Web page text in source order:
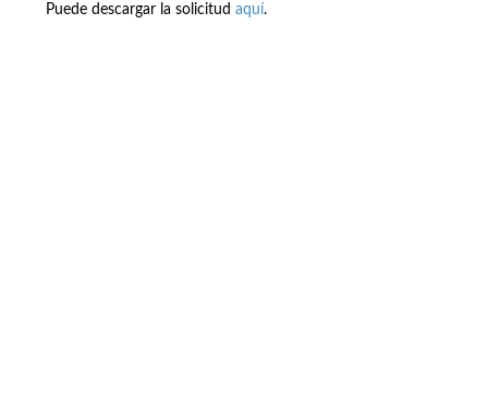
Puede descargar la solicitud aquí.